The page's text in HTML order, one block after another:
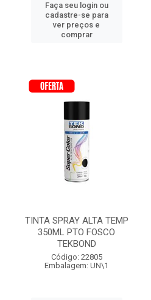
Faça seu login ou
cadastre-se para
ver preços e
comprar
TINTA SPRAY ALTA TEMP
350ML PTO FOSCO
TEKBOND
Código: 22805
Embalagem: UN\1